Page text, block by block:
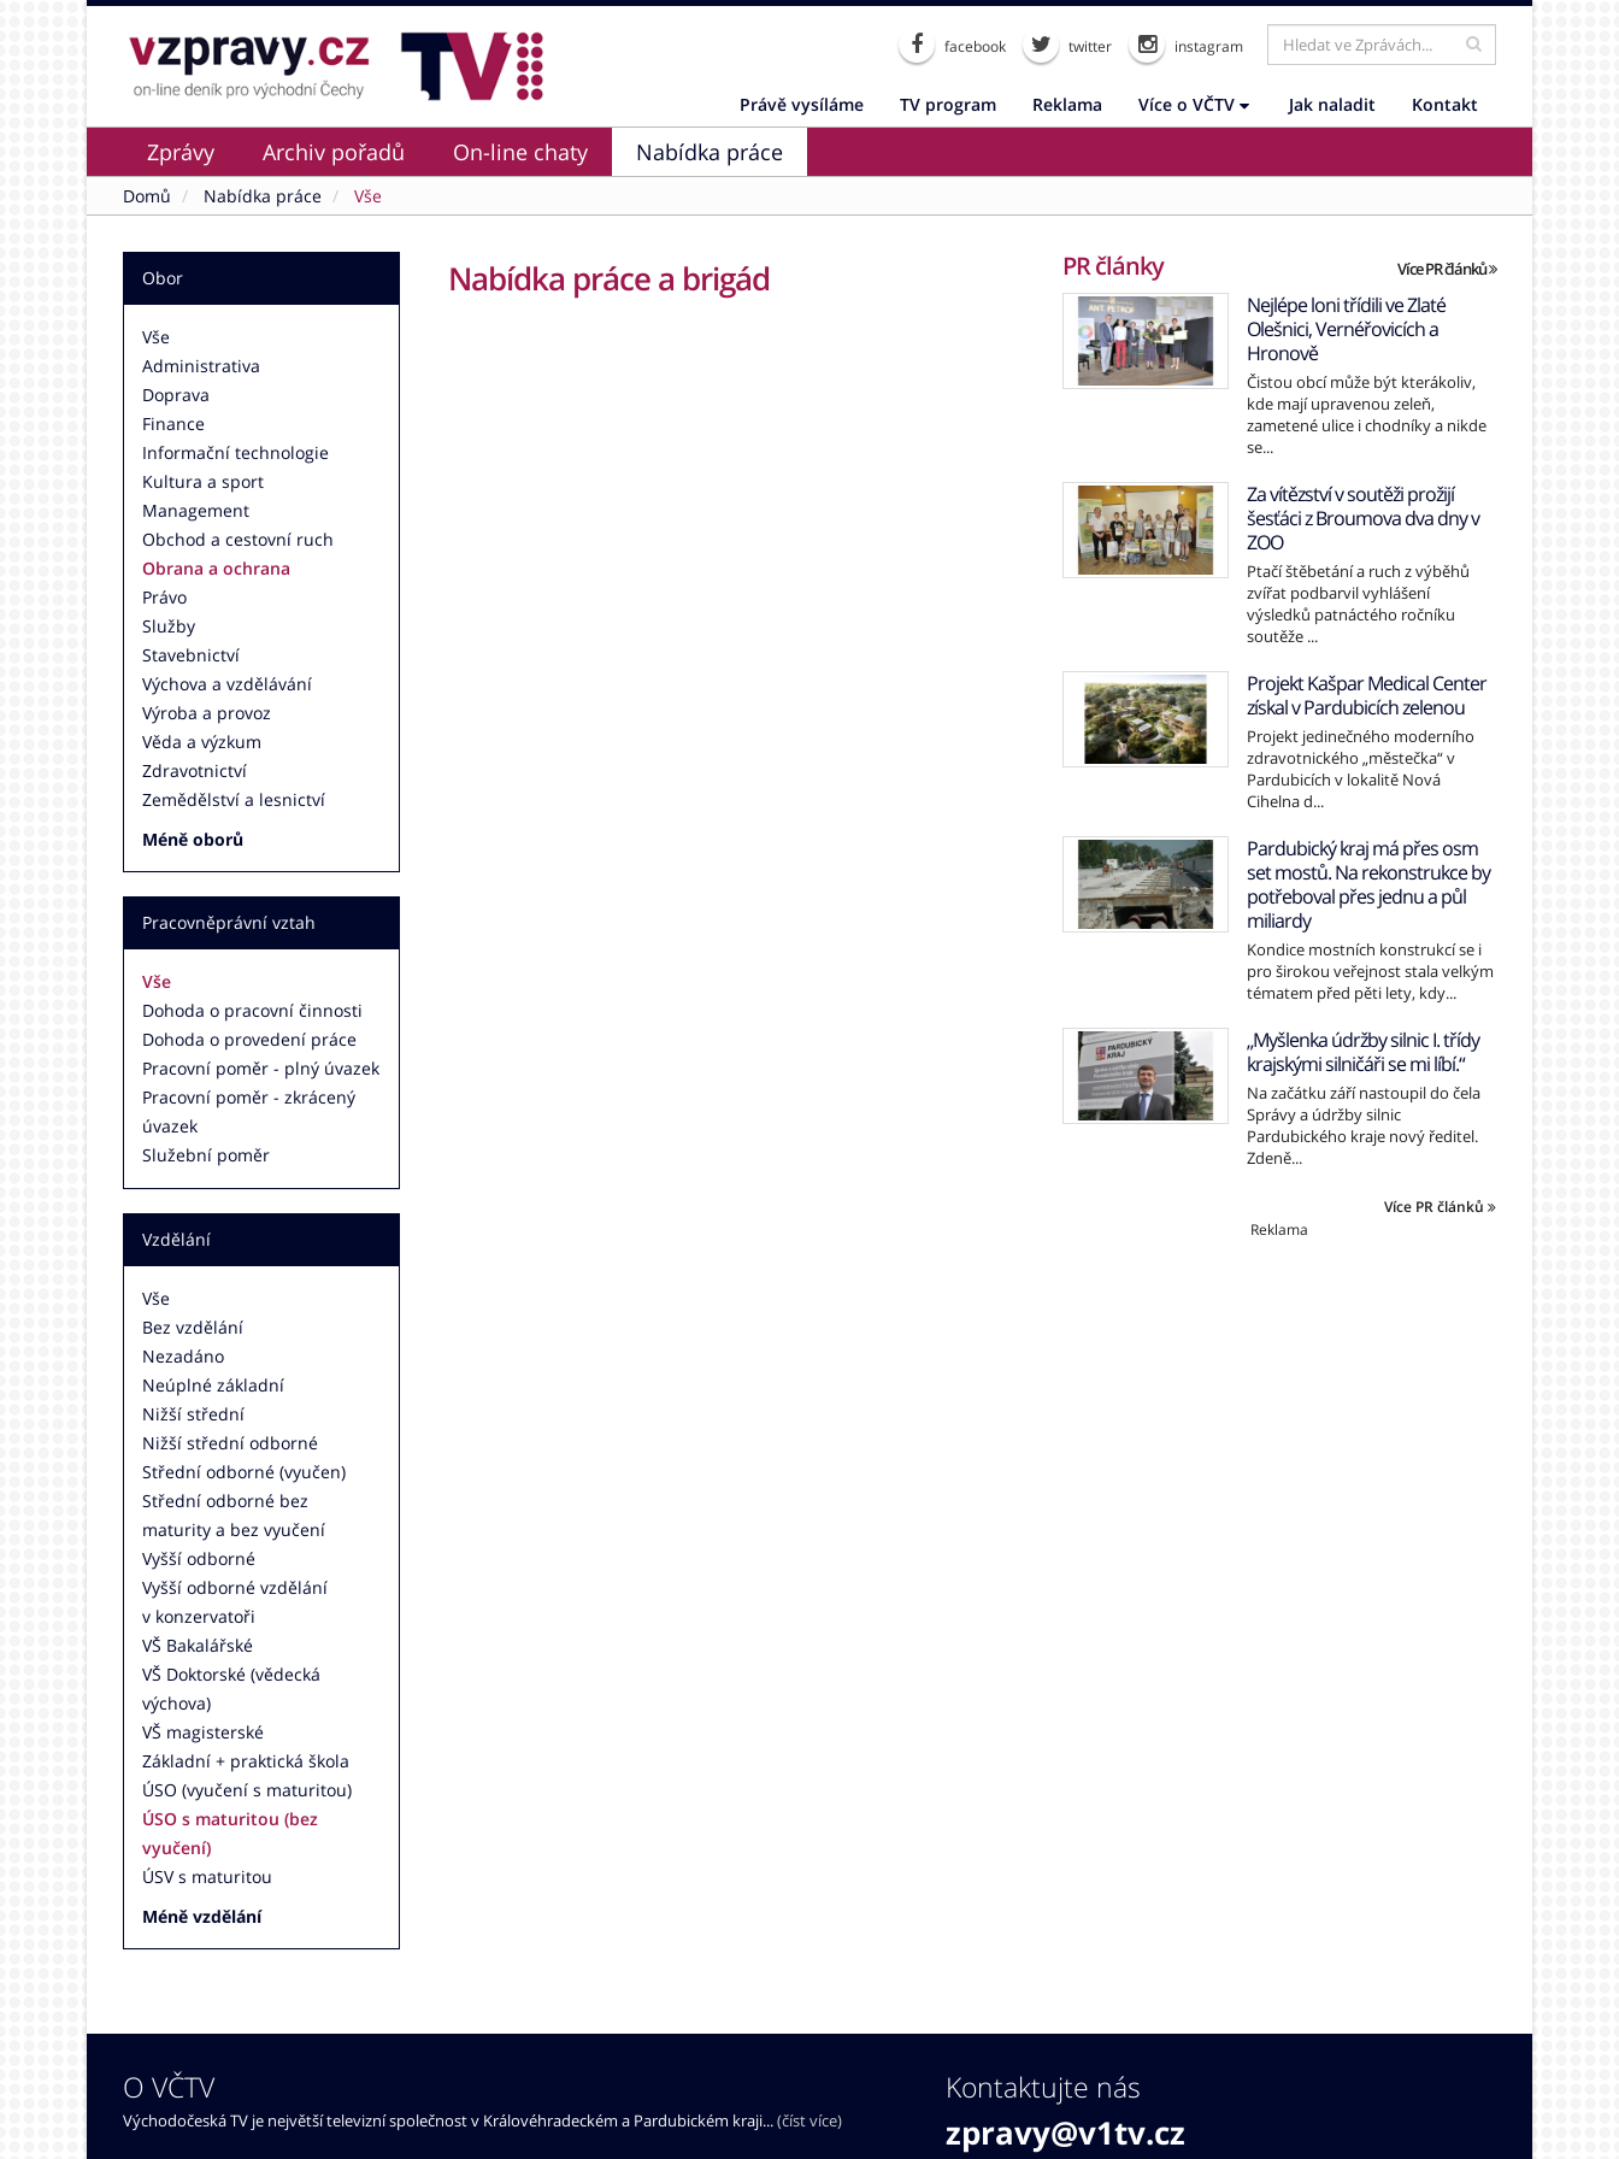
facebook twitter instagram
Právě vysíláme TV program Reklama Více o VČTV Jak naladit Kontakt
Zprávy Archiv pořadů On-line chaty Nabídka práce
Domů Nabídka práce Vše
Obor
Vše
Administrativa
Doprava
Finance
Informační technologie
Kultura a sport
Management
Obchod a cestovní ruch
Obrana a ochrana
Právo
Služby
Stavebnictví
Výchova a vzdělávání
Výroba a provoz
Věda a výzkum
Zdravotnictví
Zemědělství a lesnictví
Méně oborů
Pracovněprávní vztah
Vše
Dohoda o pracovní činnosti
Dohoda o provedení práce
Pracovní poměr - plný úvazek
Pracovní poměr - zkrácený
úvazek
Služební poměr
Vzdělání
Vše
Bez vzdělání
Nezadáno
Neúplné základní
Nižší střední
Nižší střední odborné
Střední odborné (vyučen)
Střední odborné bez
maturity a bez vyučení
Vyšší odborné
Vyšší odborné vzdělání
v konzervatoři
VŠ Bakalářské
VŠ Doktorské (vědecká
výchova)
VŠ magisterské
Základní + praktická škola
ÚSO (vyučení s maturitou)
ÚSO s maturitou (bez
vyučení)
ÚSV s maturitou
Méně vzdělání
Nabídka práce a brigád PR články Více PR článků
Nejlépe loni třídili ve Zlaté
Olešnici, Vernéřovicích a
Hronově
Čistou obcí může být kterákoliv,
kde mají upravenou zeleň,
zametené ulice i chodníky a nikde
se...
Za vítězství v soutěži prožijí
šesťáci z Broumova dva dny v
ZOO
Ptačí štěbetání a ruch z výběhů
zvířat podbarvil vyhlášení
výsledků patnáctého ročníku
soutěže ...
Projekt Kašpar Medical Center
získal v Pardubicích zelenou
Projekt jedinečného moderního
zdravotnického „městečka“ v
Pardubicích v lokalitě Nová
Cihelna d...
Pardubický kraj má přes osm
set mostů. Na rekonstrukce by
potřeboval přes jednu a půl
miliardy
Kondice mostních konstrukcí se i
pro širokou veřejnost stala velkým
tématem před pěti lety, kdy...
„Myšlenka údržby silnic I. třídy
krajskými silničáři se mi líbí.“
Na začátku září nastoupil do čela
Správy a údržby silnic
Pardubického kraje nový ředitel.
Zdeně...
Více PR článků
Reklama
O VČTV
Východočeská TV je největší televizní společnost v Královéhradeckém a Pardubickém kraji...(číst více)
Kontaktujte nás
zpravy@v1tv.cz